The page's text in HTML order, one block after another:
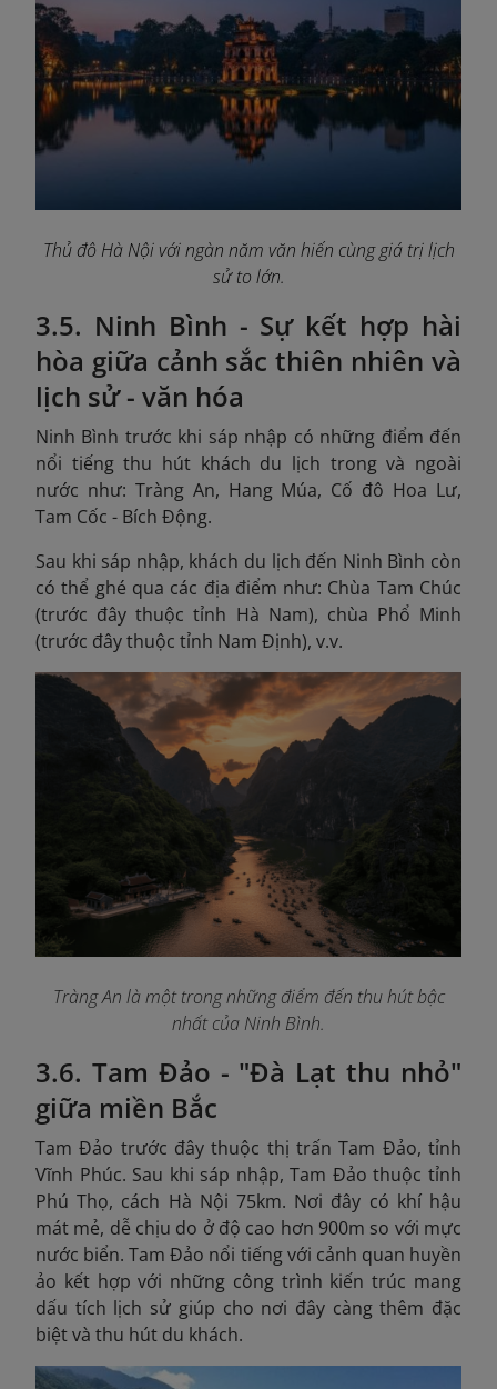
Thủ đô Hà Nội với ngàn năm văn hiến cùng giá trị lịch
sử to lớn.
3.5. Ninh Bình - Sự kết hợp hài
hòa giữa cảnh sắc thiên nhiên và
lịch sử - văn hóa
Ninh Bình trước khi sáp nhập có những điểm đến
nổi tiếng thu hút khách du lịch trong và ngoài
nước như: Tràng An, Hang Múa, Cố đô Hoa Lư,
Tam Cốc - Bích Động.
Sau khi sáp nhập, khách du lịch đến Ninh Bình còn
có thể ghé qua các địa điểm như: Chùa Tam Chúc
(trước đây thuộc tỉnh Hà Nam), chùa Phổ Minh
(trước đây thuộc tỉnh Nam Định), v.v.
Tràng An là một trong những điểm đến thu hút bậc
nhất của Ninh Bình.
3.6. Tam Đảo - "Đà Lạt thu nhỏ"
giữa miền Bắc
Tam Đảo trước đây thuộc thị trấn Tam Đảo, tỉnh
Vĩnh Phúc. Sau khi sáp nhập, Tam Đảo thuộc tỉnh
Phú Thọ, cách Hà Nội 75km. Nơi đây có khí hậu
mát mẻ, dễ chịu do ở độ cao hơn 900m so với mực
nước biển. Tam Đảo nổi tiếng với cảnh quan huyền
ảo kết hợp với những công trình kiến trúc mang
dấu tích lịch sử giúp cho nơi đây càng thêm đặc
biệt và thu hút du khách.